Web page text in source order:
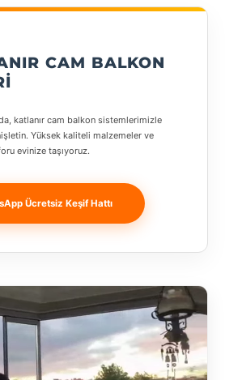
CAM BALKON
katlanır cam balkon sistemlerimizle
Yüksek kaliteli malzemeler ve
evinize taşıyoruz.
Ücretsiz Keşif Hattı